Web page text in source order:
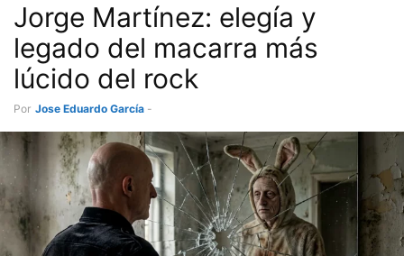
Jorge Martínez: elegía y
legado del macarra más
lúcido del rock
Por Jose Eduardo García -